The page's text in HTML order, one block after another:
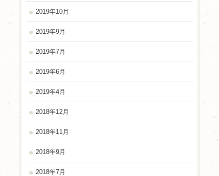
2019年10月
2019年9月
2019年7月
2019年6月
2019年4月
2018年12月
2018年11月
2018年9月
2018年7月